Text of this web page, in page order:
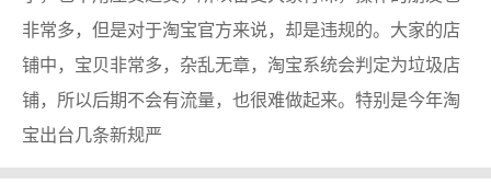
非常多，但是对于淘宝官方来说，却是违规的。大家的店
铺中，宝贝非常多，杂乱无章，淘宝系统会判定为垃圾店
铺，所以后期不会有流量，也很难做起来。特别是今年淘
宝出台几条新规严